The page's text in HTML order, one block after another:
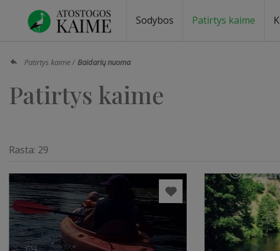
Sodybos Patirtys kaime
Patirtys kaime Baidarių nuoma
Patirtys kaime
Rasta: 29